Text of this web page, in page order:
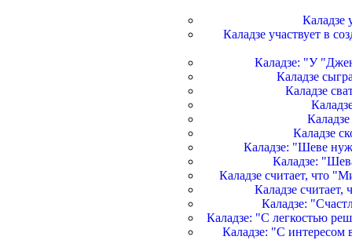
Каладзе
Каладзе участвует в
Каладзе: "У
Каладзе
Каладзе
Каладзе
Каладзе: "Шеве
Каладзе:
Каладзе считает, что
Каладзе
Каладзе:
Каладзе: "С легкостью
Каладзе: "С интересом